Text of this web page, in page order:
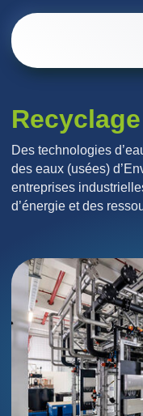
Des technologies
des eaux (usées)
entreprises
d’énergie et des